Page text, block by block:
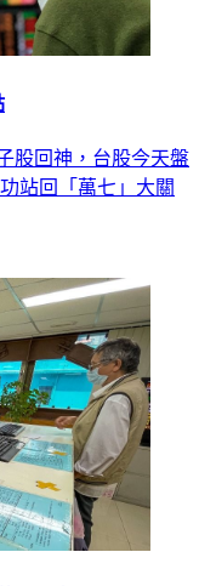
股回神，台股今天盤
站回「萬七」大關